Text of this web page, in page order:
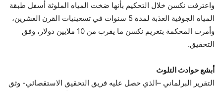
واعترفت نكسن خلال التحكيم بأنها ضخت المياه الملوثة أسفل طبقة
المياه الجوفية العذبة لمدة 5 سنوات في تسعينيات القرن العشرين،
وأمرت المحكمة بتغريم نكسن ما يقرب من 10 ملايين دولار، وفق
التحقيق.
أبشع حوادث التلوث
التقرير البرلماني –الذي حصل عليه فريق التحقيق الاستقصائي- وثق